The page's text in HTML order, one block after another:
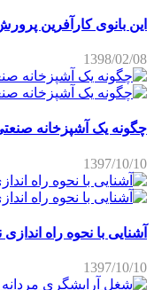
این بانوی کارآفرین
1398/02/08
چگونه یک آشپزخانه
1397/10/10
آشنایی با نحوه راه اندازی
1397/10/10